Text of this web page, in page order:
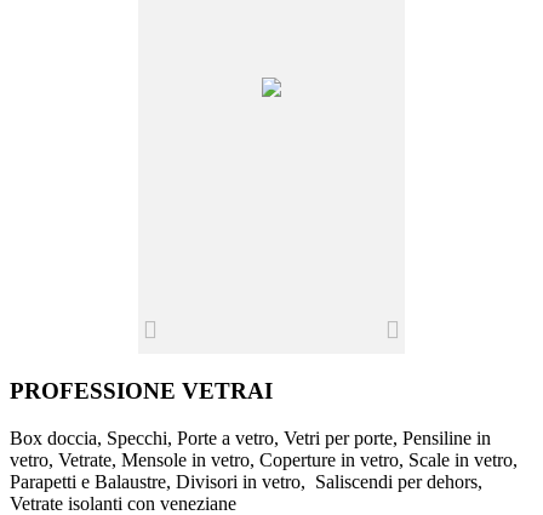
PROFESSIONE VETRAI
Box doccia, Specchi, Porte a vetro, Vetri per porte, Pensiline in
vetro, Vetrate, Mensole in vetro, Coperture in vetro, Scale in vetro,
Parapetti e Balaustre, Divisori in vetro, Saliscendi per dehors,
Vetrate isolanti con veneziane